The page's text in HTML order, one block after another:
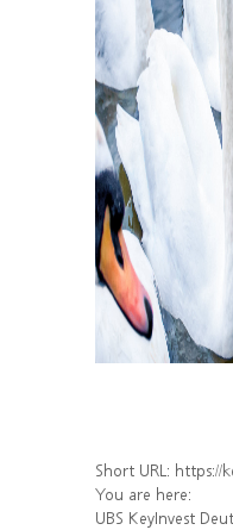
Short URL: https://
You are here:
UBS KeyInvest